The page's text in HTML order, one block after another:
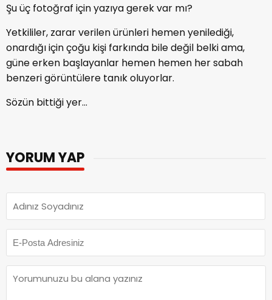
Şu üç fotoğraf için yazıya gerek var mı?
Yetkililer, zarar verilen ürünleri hemen yenilediği,
onardığı için çoğu kişi farkında bile değil belki ama,
güne erken başlayanlar hemen hemen her sabah
benzeri görüntülere tanık oluyorlar.
Sözün bittiği yer...
YORUM YAP